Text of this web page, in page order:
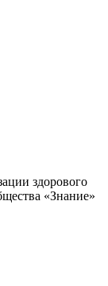
здорового
«Знание»